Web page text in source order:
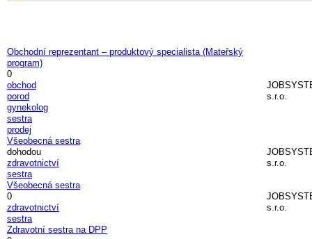
Obchodní reprezentant – produktový specialista (Mateřský
program)
0
obchod
porod
gynekolog
sestra
prodej
s.r.o.
Všeobecná sestra
dohodou
zdravotnictví
sestra
s.r.o.
Všeobecná sestra
0
zdravotnictví
sestra
s.r.o.
Zdravotní sestra na DPP